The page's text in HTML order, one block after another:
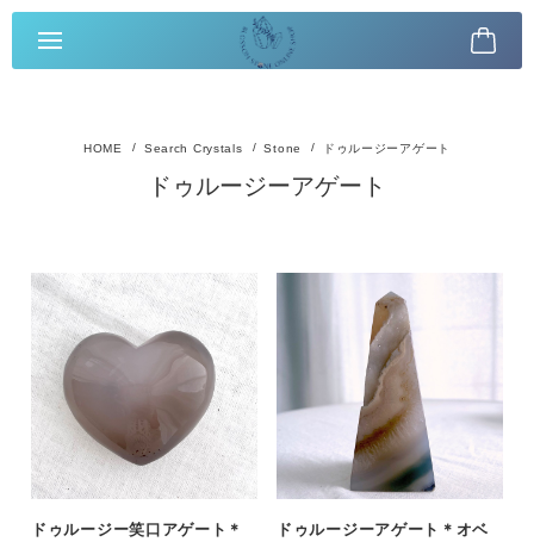
Search Crystals Stone ドゥルージーアゲート
ドゥルージーアゲート
ドゥルージー笑口アゲート＊
ドゥルージーアゲート＊オベ